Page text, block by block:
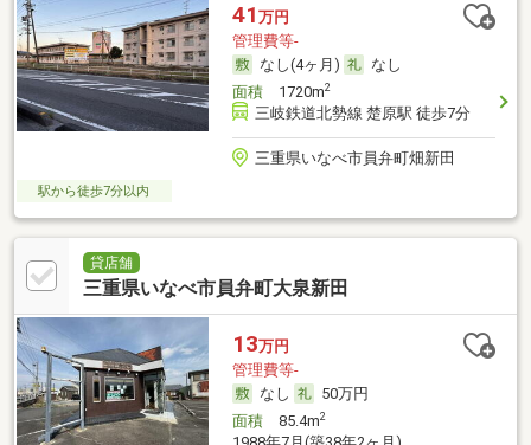
41 万円
管理費等-
なし(4ヶ月)
なし
面積1720m2
三岐鉄道北勢線 楚原駅 徒歩7分
三重県いなべ市員弁町畑新田
駅から徒歩7分以内
貸店舗
三重県いなべ市員弁町大泉新田
13万円
管理費等-
なし
50万円
面積85.4m2